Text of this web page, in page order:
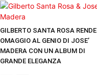
GILBERTO SANTA ROSA RENDE
OMAGGIO AL GENIO DI JOSE’
MADERA CON UN ALBUM DI
GRANDE ELEGANZA